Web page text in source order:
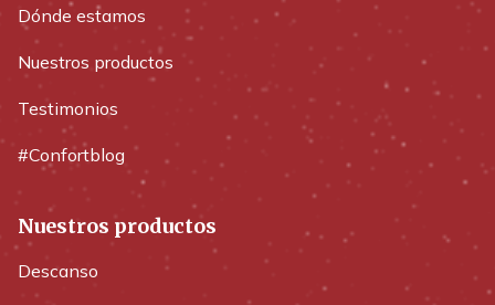
Dónde estamos
Nuestros productos
Testimonios
#Confortblog
Nuestros productos
Descanso